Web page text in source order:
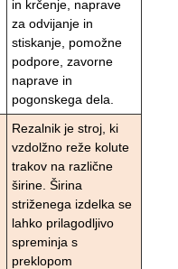
in krčenje, naprave
za odvijanje in
stiskanje, pomožne
podpore, zavorne
naprave in
pogonskega dela.
Rezalnik je stroj, ki
vzdolžno reže kolute
trakov na različne
širine. Širina
striženega izdelka se
lahko prilagodljivo
spreminja s
preklopom